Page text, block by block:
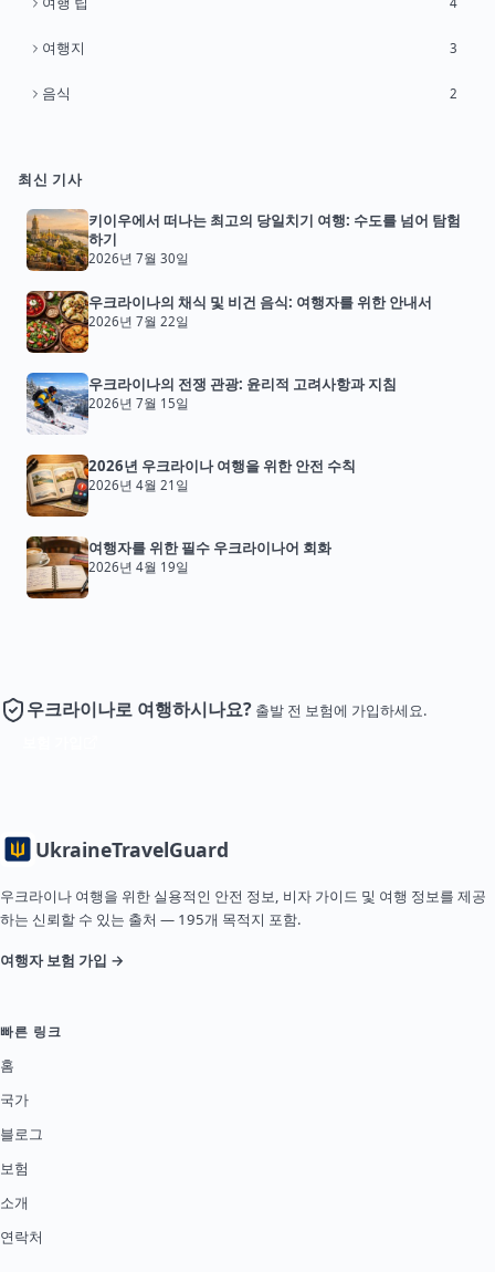
여행지 3
음식 2
최신 기사
키이우에서 떠나는 최고의 당일치기 여행: 수도를 넘어 탐험
하기
2026년 7월 30일
우크라이나의 채식 및 비건 음식: 여행자를 위한 안내서
2026년 7월 22일
우크라이나의 전쟁 관광: 윤리적 고려사항과 지침
2026년 7월 15일
2026년 우크라이나 여행을 위한 안전 수칙
2026년 4월 21일
여행자를 위한 필수 우크라이나어 회화
2026년 4월 19일
우크라이나로 여행하시나요? 출발 전 보험에 가입하세요.
UkraineTravelGuard
우크라이나 여행을 위한 실용적인 안전 정보, 비자 가이드 및 여행 정보를 제공
하는 신뢰할 수 있는 출처 — 195개 목적지 포함.
여행자 보험 가입 →
빠른 링크
홈
국가
블로그
보험
소개
연락처